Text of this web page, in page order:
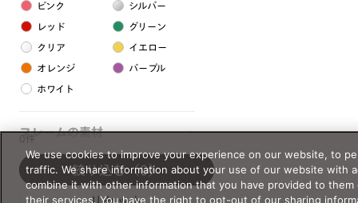
ピンク シルバー
レッド グリーン
クリア イエロー
オレンジ パープル
ホワイト
フレームの素材
プラスチック系
樹脂
0件
絞り込む（0）
We use cookies to improve your experience on our website, to
traffic. We share information about your use of our website with
combine it with other information that you have provided to
their services. You have the right to opt-out of our sharing